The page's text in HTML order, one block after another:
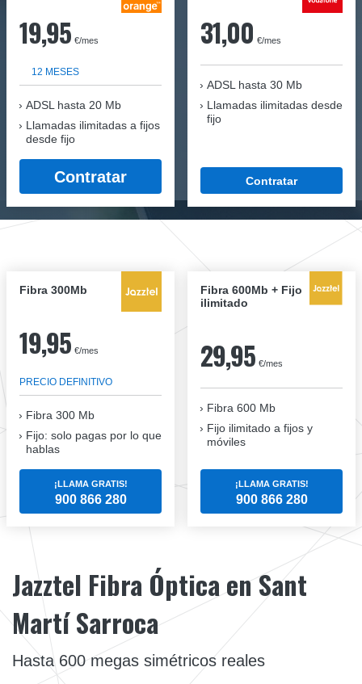
19,95 €/mes
12 MESES
ADSL hasta 20 Mb
Llamadas ilimitadas a fijos
desde fijo
Contratar
31,00 €/mes
ADSL hasta 30 Mb
Llamadas ilimitadas desde
fijo
Contratar
Fibra 300Mb
19,95 €/mes
PRECIO DEFINITIVO
Fibra 300 Mb
Fijo: solo pagas por lo que
hablas
¡LLAMA GRATIS!
900 866 280
Fibra 600Mb + Fijo
ilimitado
29,95 €/mes
Fibra 600 Mb
Fijo ilimitado a fijos y
móviles
¡LLAMA GRATIS!
900 866 280
Jazztel Fibra Óptica en Sant
Martí Sarroca
Hasta 600 megas simétricos reales